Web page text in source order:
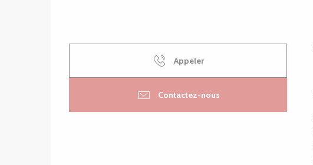
Appeler
Contactez-nous